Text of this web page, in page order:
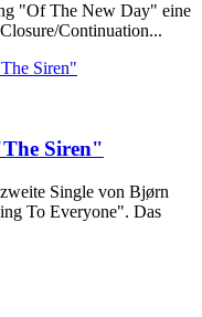
"Of The New Day" eine
Closure/Continuation...
Siren"
Single von Bjørn
To Everyone". Das